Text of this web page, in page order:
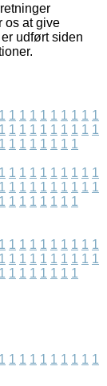
os at give
udført siden
1 1 1 1 1 1 1 1 1 1
1 1 1 1 1 1 1 1 1 1
1 1 1 1 1 1 1 1
1 1 1 1 1 1 1 1 1 1
1 1 1 1 1 1 1 1 1 1
1 1 1 1 1 1 1 1
1 1 1 1 1 1 1 1 1 1
1 1 1 1 1 1 1 1 1 1
1 1 1 1 1 1 1 1
1 1 1 1 1 1 1 1 1 1